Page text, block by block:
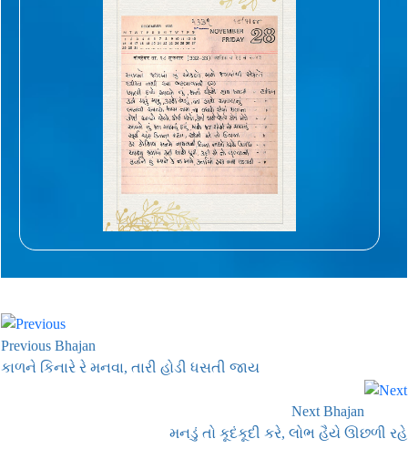
Previous Bhajan
કાળને કિનારે રે મનવા, તારી હોડી ધસતી જાય
Next Bhajan
મનડું તો કૂદંકૂદી કરે, લોભ હૈયે ઊછળી રહે